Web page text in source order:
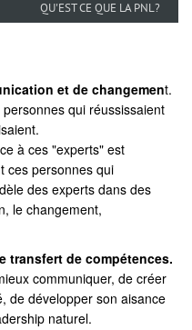
QU'EST CE QUE LA PNL?
et de changement.
qui réussissaient
à ces "experts" est
ces personnes qui
des experts dans des
le changement,
transfert de compétences.
communiquer, de créer
de développer son aisance
naturel.